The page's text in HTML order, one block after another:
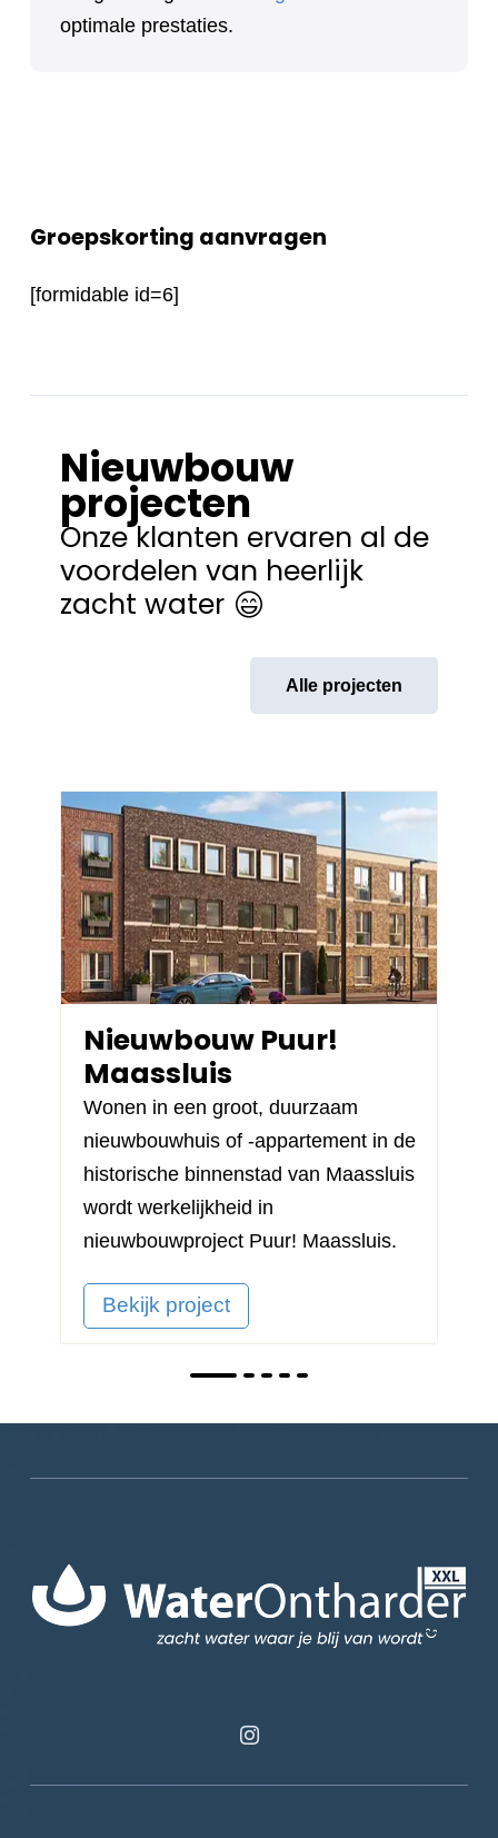
optimale prestaties.
Groepskorting aanvragen
[formidable id=6]
Nieuwbouw
projecten
Onze klanten ervaren al de
voordelen van heerlijk
zacht water
Alle projecten
Nieuwbouw Puur!
Maassluis
Wonen in een groot, duurzaam
nieuwbouwhuis of -appartement in de
historische binnenstad van Maassluis
wordt werkelijkheid in
nieuwbouwproject Puur! Maassluis.
Bekijk project